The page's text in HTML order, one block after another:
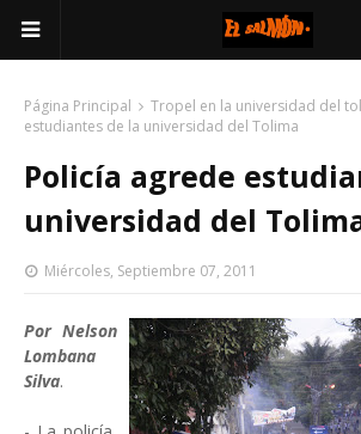
Página Principal Tropel en la universidad del
estudiantes de la universidad del Tolima
Policía agrede
universidad del
Miércoles, Septiembre 07, 2011
Por Nelson
Lombana
Silva.